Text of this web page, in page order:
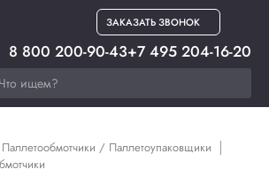
ЗАКАЗАТЬ ЗВОНОК
8 800 200-90-43+7 495 204-16-20
Паллетообмотчики / Паллетоупаковщики